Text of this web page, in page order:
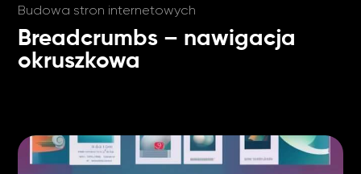
Budowa stron internetowych
Breadcrumbs – nawigacja
okruszkowa